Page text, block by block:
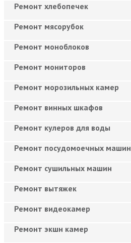
Ремонт хлебопечек
Ремонт мясорубок
Ремонт моноблоков
Ремонт мониторов
Ремонт морозильных камер
Ремонт винных шкафов
Ремонт кулеров для воды
Ремонт посудомоечных машин
Ремонт сушильных машин
Ремонт вытяжек
Ремонт видеокамер
Ремонт экшн камер